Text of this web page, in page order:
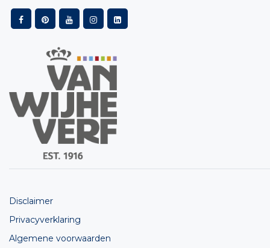
Disclaimer
Privacyverklaring
Algemene voorwaarden